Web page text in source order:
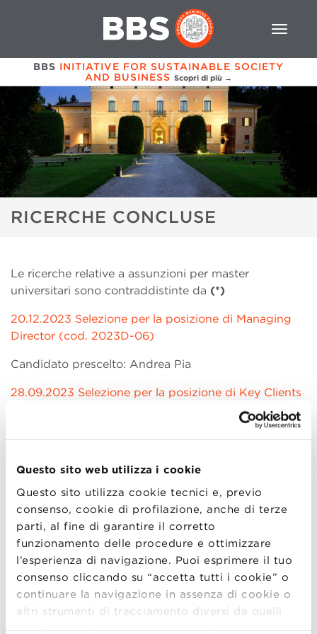
Questo sito web utilizza i cookie
Questo sito utilizza cookie tecnici e, previo
consenso, cookie di profilazione, anche di terze
parti, al fine di garantire il corretto
funzionamento delle procedure e ottimizzare
l’esperienza di navigazione. Puoi esprimere il tuo
consenso cliccando su “accetta tutti i cookie” o
continuare la navigazione in assenza di cookie o
altri strumenti di tracciamento diversi da quelli
tecnici semplicemente chiudendo il presente
BBS INITIATIVE FOR SUSTAINABLE SOCIETY
AND BUSINESS Scopri di più →
RICERCHE CONCLUSE
Le ricerche relative a assunzioni per master
universitari sono contraddistinte da (*)
20.12.2023 Selezione per la posizione di Managing
Director (cod. 2023D-06)
Candidato prescelto: Andrea Pia
28.09.2023 Selezione per la posizione di Key Clients
Candidata prescelta: Donata Scaccianoce
22.04.2023 Selezione per la posizione di Corporate
Candidata prescelta: Adriana Mascellaro
28.04.2023 Selezione per la posizione di
Accreditations and Quality Services Officer (cod.
2023D-02)
Candidata prescelta: Francesca Guzzinati
28.04.2023 Selezione per la posizione di Faculty